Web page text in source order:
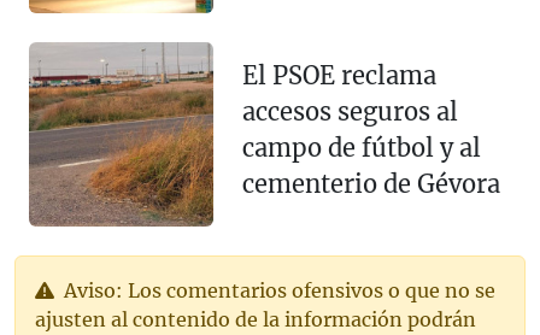
El PSOE reclama
accesos seguros al
campo de fútbol y al
cementerio de Gévora
Aviso: Los comentarios ofensivos o que no se
ajusten al contenido de la información podrán